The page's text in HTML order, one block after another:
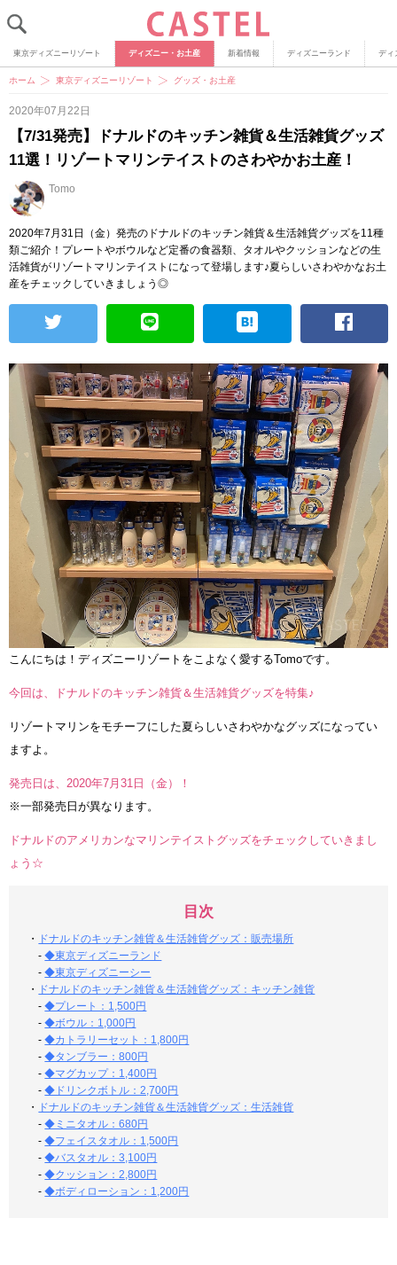
東京ディズニーリゾート ディズニー・お土産 新着情報 ディズニーランド ディ
ホーム 東京ディズニーリゾート グッズ・お土産
2020年07月22日
【7/31発売】ドナルドのキッチン雑貨＆生活雑貨グッズ
11選！リゾートマリンテイストのさわやかお土産！
Tomo
2020年7月31日（金）発売のドナルドのキッチン雑貨＆生活雑貨グッズを11種
類ご紹介！プレートやボウルなど定番の食器類、タオルやクッションなどの生
活雑貨がリゾートマリンテイストになって登場します♪夏らしいさわやかなお土
産をチェックしていきましょう◎
こんにちは！ディズニーリゾートをこよなく愛するTomoです。
今回は、ドナルドのキッチン雑貨＆生活雑貨グッズを特集♪
リゾートマリンをモチーフにした夏らしいさわやかなグッズになってい
ますよ。
発売日は、2020年7月31日（金）！
※一部発売日が異なります。
ドナルドのアメリカンなマリンテイストグッズをチェックしていきまし
ょう☆
目次
・
ドナルドのキッチン雑貨＆生活雑貨グッズ：販売場所
-◆東京ディズニーランド
-◆東京ディズニーシー
・
ドナルドのキッチン雑貨＆生活雑貨グッズ：キッチン雑貨
-◆プレート：1,500円
-◆ボウル：1,000円
-◆カトラリーセット：1,800円
-◆タンブラー：800円
-◆マグカップ：1,400円
-◆ドリンクボトル：2,700円
・
ドナルドのキッチン雑貨＆生活雑貨グッズ：生活雑貨
-◆ミニタオル：680円
-◆フェイスタオル：1,500円
-◆バスタオル：3,100円
-◆クッション：2,800円
-◆ボディローション：1,200円